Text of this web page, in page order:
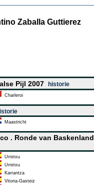
Zaballa Guttierez
Pijl 2007 historie
Charleroi
Maastricht
. Ronde van Baskenland
Urretxu
Urretxu
Karrantza
Vitoria-Gasteiz